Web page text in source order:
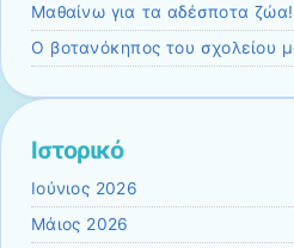
Μαθαίνω για τα αδέσποτα
Ο βοτανόκηπος του σχολείου
Ιστορικό
Ιούνιος 2026
Μάιος 2026